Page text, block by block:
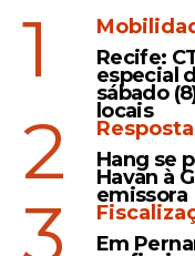
Somente nos
mais de 5 mil
atendimento
Sistema Único
com a
calor
1
Recife:
especial
sábado
locais
2
Resposta
Hang se
Havan à
emissora
3
Em